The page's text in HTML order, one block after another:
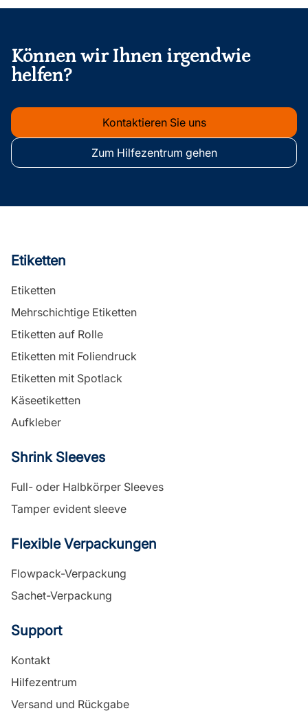
Können wir Ihnen irgendwie
helfen?
Kontaktieren Sie uns
Zum Hilfezentrum gehen
Etiketten
Etiketten
Mehrschichtige Etiketten
Etiketten auf Rolle
Etiketten mit Foliendruck
Etiketten mit Spotlack
Käseetiketten
Aufkleber
Shrink Sleeves
Full- oder Halbkörper Sleeves
Tamper evident sleeve
Flexible Verpackungen
Flowpack-Verpackung
Sachet-Verpackung
Support
Kontakt
Hilfezentrum
Versand und Rückgabe